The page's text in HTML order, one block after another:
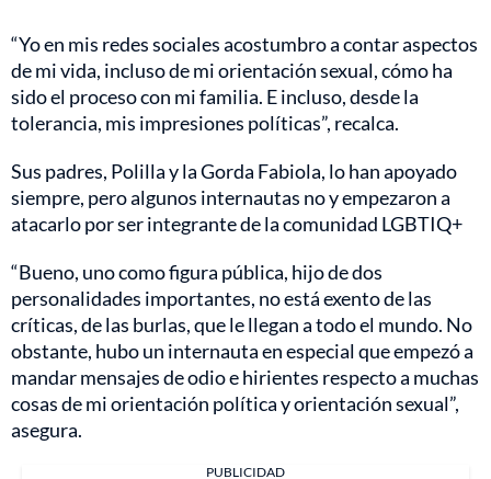
“Yo en mis redes sociales acostumbro a contar aspectos
de mi vida, incluso de mi orientación sexual, cómo ha
sido el proceso con mi familia. E incluso, desde la
tolerancia, mis impresiones políticas”, recalca.
Sus padres, Polilla y la Gorda Fabiola, lo han apoyado
siempre, pero algunos internautas no y empezaron a
atacarlo por ser integrante de la comunidad LGBTIQ+
“Bueno, uno como figura pública, hijo de dos
personalidades importantes, no está exento de las
críticas, de las burlas, que le llegan a todo el mundo. No
obstante, hubo un internauta en especial que empezó a
mandar mensajes de odio e hirientes respecto a muchas
cosas de mi orientación política y orientación sexual”,
asegura.
PUBLICIDAD